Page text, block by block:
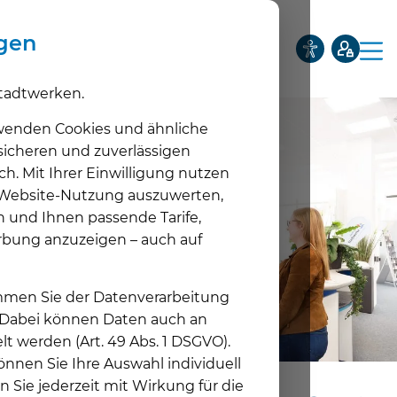
Cookies und ähnliche
und zuverlässigen
Mit Ihrer Einwilligung nutzen
Nutzung auszuwerten,
Ihnen passende Tarife,
anzuzeigen – auch auf
Sie der Datenverarbeitung
können Daten auch an
(Art. 49 Abs. 1 DSGVO).
Sie Ihre Auswahl individuell
Sie jederzeit mit Wirkung für die
Privatkunden Geschäftskunden
Tarife
Wärme
E-Mobilität
Energieservice